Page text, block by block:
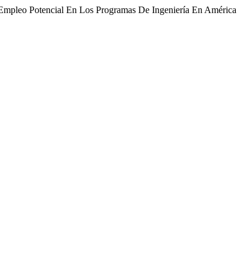
Potencial En Los Programas De Ingeniería En